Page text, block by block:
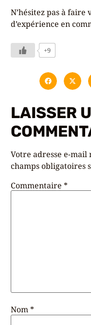
N’hésitez pas à
d’expérience en
+9
LAISSER
Votre adresse e-mail
champs obligatoires
Commentaire*
Nom*